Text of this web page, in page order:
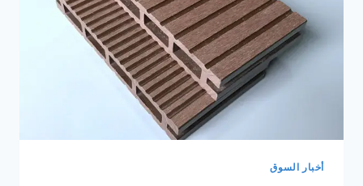
والبلاستيك
أخبار السوق